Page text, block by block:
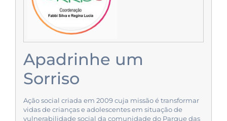
Apadrinhe um
Sorriso
Ação social criada em 2009 cuja missão é transformar
vidas de crianças e adolescentes em situação de
vulnerabilidade social da comunidade do Parque das